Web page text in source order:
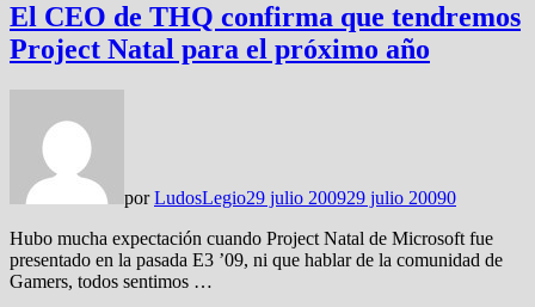
El CEO de THQ confirma que tendremos
Project Natal para el próximo año
porLudosLegio29 julio 200929 julio 20090
Hubo mucha expectación cuando Project Natal de Microsoft fue
presentado en la pasada E3 ’09, ni que hablar de la comunidad de
Gamers, todos sentimos …